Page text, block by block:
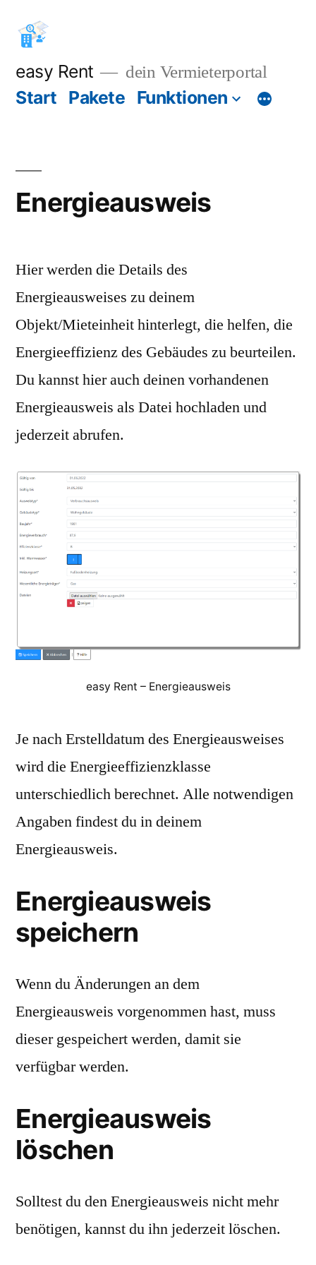
Inhalt
springen
easy Rent dein Vermieterportal
Start Pakete Funktionen
Energieausweis
Hier werden die Details des
Energieausweises zu deinem
Objekt/Mieteinheit hinterlegt, die helfen, die
Energieeffizienz des Gebäudes zu beurteilen.
Du kannst hier auch deinen vorhandenen
Energieausweis als Datei hochladen und
jederzeit abrufen.
easy Rent – Energieausweis
Je nach Erstelldatum des Energieausweises
wird die Energieeffizienzklasse
unterschiedlich berechnet. Alle notwendigen
Angaben findest du in deinem
Energieausweis.
Energieausweis
speichern
Wenn du Änderungen an dem
Energieausweis vorgenommen hast, muss
dieser gespeichert werden, damit sie
verfügbar werden.
Energieausweis
löschen
Solltest du den Energieausweis nicht mehr
benötigen, kannst du ihn jederzeit löschen.